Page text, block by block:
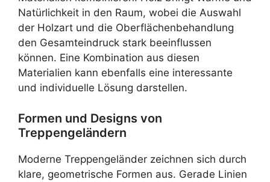
Natürlichkeit in den Raum, wobei die Auswahl
der Holzart und die Oberflächenbehandlung
den Gesamteindruck stark beeinflussen
können. Eine Kombination aus diesen
Materialien kann ebenfalls eine interessante
und individuelle Lösung darstellen.
Formen und Designs von
Treppengeländern
Moderne Treppengeländer zeichnen sich durch
klare, geometrische Formen aus. Gerade Linien